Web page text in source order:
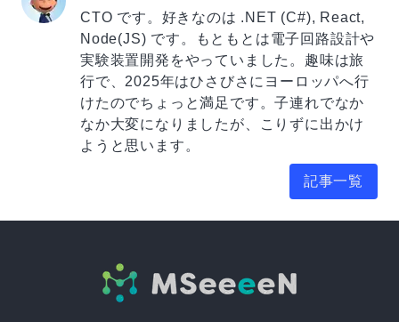
CTO です。好きなのは .NET (C#), React,
Node(JS) です。もともとは電子回路設計や
実験装置開発をやっていました。趣味は旅
行で、2025年はひさびさにヨーロッパへ行
けたのでちょっと満足です。子連れでなか
なか大変になりましたが、こりずに出かけ
ようと思います。
記事一覧